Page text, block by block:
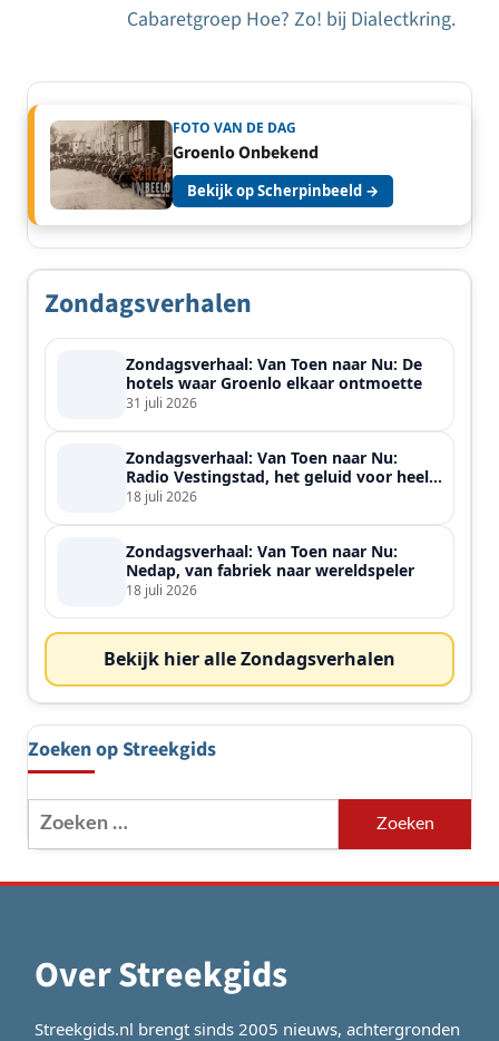
Cabaretgroep Hoe? Zo! bij Dialectkring.
FOTO VAN DE DAG
Groenlo Onbekend
Bekijk op Scherpinbeeld →
Zondagsverhalen
Zondagsverhaal: Van Toen naar Nu: De
hotels waar Groenlo elkaar ontmoette
31 juli 2026
Zondagsverhaal: Van Toen naar Nu:
Radio Vestingstad, het geluid voor heel
de streek
18 juli 2026
Zondagsverhaal: Van Toen naar Nu:
Nedap, van fabriek naar wereldspeler
18 juli 2026
Bekijk hier alle Zondagsverhalen
Zoeken op Streekgids
Zoeken
naar:
Over Streekgids
Streekgids.nl brengt sinds 2005 nieuws, achtergronden